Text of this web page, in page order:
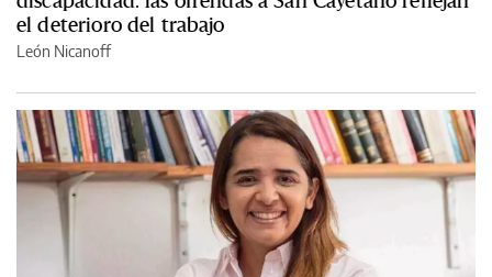
el deterioro del trabajo
León Nicanoff